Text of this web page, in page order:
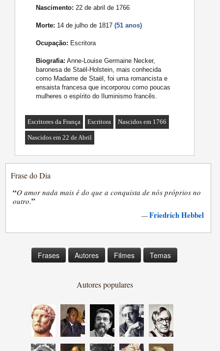
Nascimento: 22 de abril de 1766
Morte: 14 de julho de 1817(51 anos)
Ocupação: Escritora
Biografia: Anne-Louise Germaine Necker,
baronesa de Staël-Holstein, mais conhecida
como Madame de Staël, foi uma romancista e
ensaista francesa que incorporou como poucas
mulheres o espírito do Iluminismo francês.
Escritores da França Escritora Nascidos em 1766
Nascidos em 22 de Abril
Frase do Dia
“O amor nada mais é do que a conquista de nós próprios no
outro.”
—Friedrich Hebbel
Frases Autores Filmes Temas
Autores populares